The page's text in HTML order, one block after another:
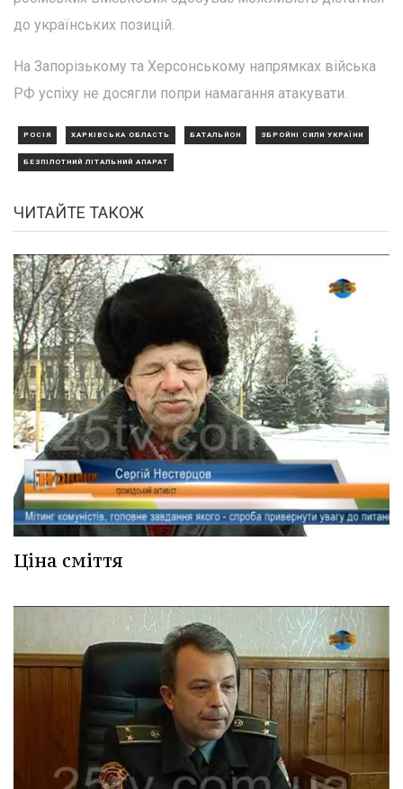
до українських позицій.
На Запорізькому та Херсонському напрямках війська
РФ успіху не досягли попри намагання атакувати.
РОСІЯ ХАРКІВСЬКА ОБЛАСТЬ БАТАЛЬЙОН ЗБРОЙНІ СИЛИ УКРАЇНИ
БЕЗПІЛОТНИЙ ЛІТАЛЬНИЙ АПАРАТ
ЧИТАЙТЕ ТАКОЖ
Ціна сміття